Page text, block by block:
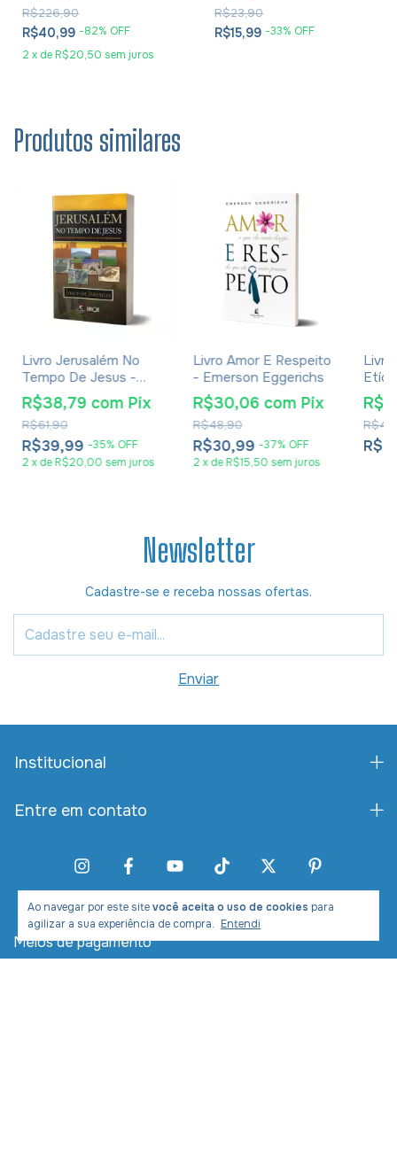
Ao navegar por este sitevocê aceita o uso de cookies para
agilizar a sua experiência de compra. Entendi
R$40,99 -82% OFF
2 x de R$20,50 sem juros
R$226,90
R$15,99 -33% OFF
R$23,90
Produtos similares
Livro Jerusalém No
Tempo De Jesus -
Joachim Jeremias -
Impressão 2024
R$39,99 -35% OFF
R$61,90
R$38,79 com Pix
2 xdeR$20,00 sem juros
Livro Amor E Respeito
- Emerson Eggerichs
R$30,99 -37% OFF
R$48,90
R$30,06 com Pix
2 xdeR$15,50 sem juros
Luiz
Rossi
Newsletter
Cadastre-se e receba nossas ofertas.
Institucional
Entre em contato
Meios de pagamento